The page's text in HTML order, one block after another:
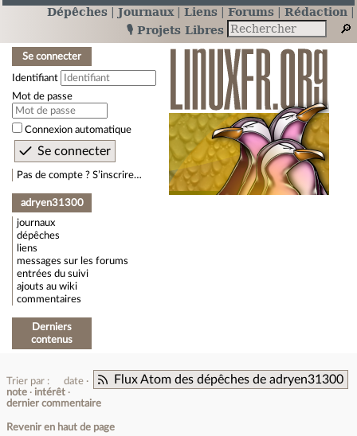
Dépêches Journaux Liens Forums
Rédaction
🎙️ Projets Libres
Se connecter
Identifiant
Mot de passe
Connexion automatique
Pas de compte ? S’inscrire…
adryen31300
journaux
dépêches
liens
messages sur les forums
entrées du suivi
ajouts au wiki
commentaires
Derniers
contenus
Flux Atom des dépêches de adryen31300
Trier par :
date
note
intérêt
dernier commentaire
Revenir en haut de page